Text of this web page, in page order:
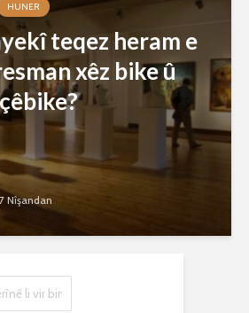
HUNER
teqez heram e
xêz bike û
Nîşandan